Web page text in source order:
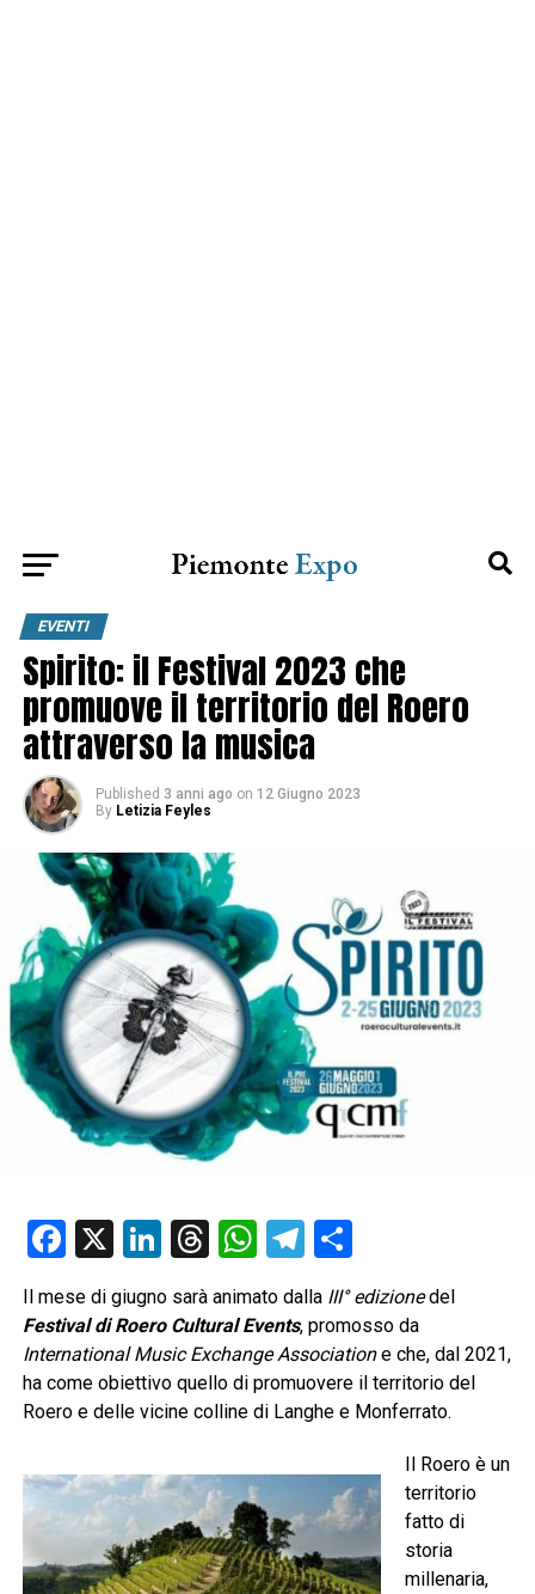
EVENTI
Spirito: il Festival 2023 che
promuove il territorio del Roero
attraverso la musica
Published 3 anni ago on 12 Giugno 2023
By Letizia Feyles
Facebook
X LinkedIn
Threads
WhatsApp
Telegram
Condividi
Il mese di giugno sarà animato dalla III° edizionedel
Festival diRoero Cultural Events, promosso da
International Music Exchange Associatione che, dal 2021,
ha come obiettivo quello di promuovere il territorio del
Roero e delle vicine colline di Langhe e Monferrato.
Il Roero è un
territorio
fatto di
storia
millenaria,